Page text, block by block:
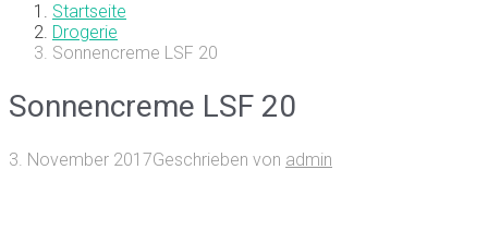
Startseite
Drogerie
Sonnencreme LSF 20
Sonnencreme LSF 20
3. November 2017Geschrieben von admin